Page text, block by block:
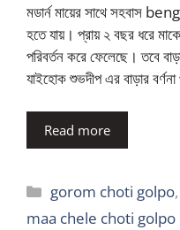
মডার্ন মায়ের সাথে সহবাস
হতে যায়। প্রায় ২ বছর ধরে
পরিবর্তন করে ফেলেছে। তবে
যাইহোক শুভদীপ এর বাড়ার
Read more
Categories
gorom choti golpo,
maa chele choti golpo